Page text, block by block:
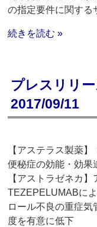
の指定要件に関する
続きを読む »
プレスリリ
2017/09/11
【アステラス製薬
便秘症の効能・効果
【アストラゼネカ
TEZEPELUMABに
ロール不良の重症
度を有意に低下